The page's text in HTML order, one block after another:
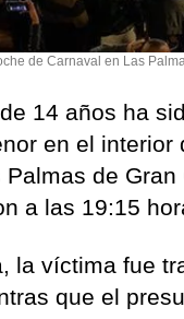
de Carnaval en Las
14 años ha
en el
Palmas de
a las 19:15
la víctima fue
que el